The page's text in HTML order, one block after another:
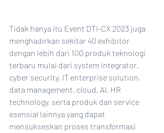
Tidak hanya itu Event DTI-CX 2023 juga
menghadirkan sekitar 40 exhibitor
dengan lebih dari 100 produk teknologi
terbaru mulai dari system integrator,
cyber security, IT enterprise solution,
data management, cloud, AI, HR
technology, serta produk dan service
esensial lainnya yang dapat
mensukseskan proses transformasi